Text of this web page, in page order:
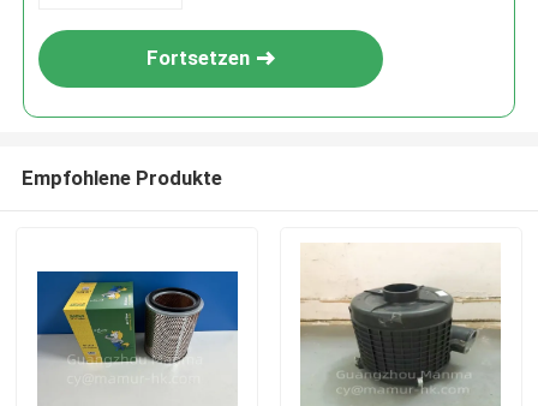
Fortsetzen
Empfohlene Produkte